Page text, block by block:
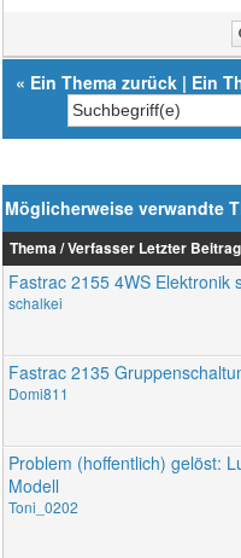
« Ein Thema zurück | Ein
Möglicherweise verwandte
Thema / Verfasser Letzter Beitrag
Fastrac 2155 4WS Elektronik
schalkei
Fastrac 2135
Domi811
Problem (hoffentlich) gelöst:
Modell
Toni_0202